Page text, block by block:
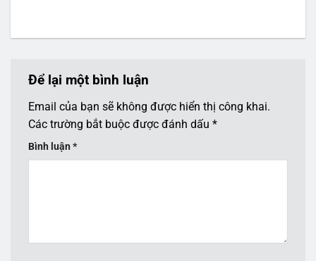
Để lại một bình luận
Email của bạn sẽ không được hiển thị công khai.
Các trường bắt buộc được đánh dấu *
Bình luận *